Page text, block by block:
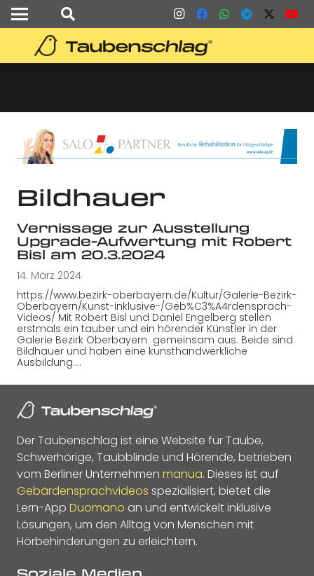
Bildhauer
Vernissage zur Ausstellung
Upgrade-Aufwertung mit Robert
Bisl am 20.3.2024
14. März 2024
https://www.bezirk-oberbayern.de/Kultur/Galerie-Bezirk-
Oberbayern/Kunst-inklusive-/Geb%C3%A4rdensprach-
Videos/ Mit Robert Bisl und Daniel Engelberg stellen
erstmals ein tauber und ein hörender Künstler in der
Galerie Bezirk Oberbayern gemeinsam aus. Beide sind
Bildhauer und haben eine kunsthandwerkliche
Ausbildung.…
Der Taubenschlag ist eine Website für Taube,
Schwerhörige, Taubblinde und Hörende, betrieben
vom Berliner Unternehmen manua. Dieses ist auf
Gebärdensprachvideos spezialisiert, bietet die
Lern-App Duomano an und entwickelt inklusive
Lösungen, um den Alltag von Menschen mit
Hörbehinderungen zu erleichtern.